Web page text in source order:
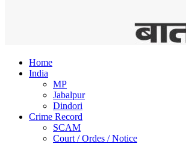
Home
India
MP
Jabalpur
Dindori
Crime Record
SCAM
Court / Ordes / Notice